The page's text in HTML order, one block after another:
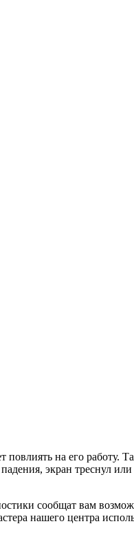
на его работу.
экран треснул
сообщат вам
нашего центра